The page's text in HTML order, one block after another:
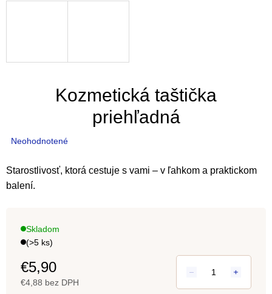
Kozmetická taštička
priehľadná
Priemerné
produktu
je
hviezdičiek.
Neohodnotené
Starostlivosť, ktorá cestuje s vami – v ľahkom a praktickom
balení.
€5,90
€4,88 bez DPH
Skladom
(>5 ks)